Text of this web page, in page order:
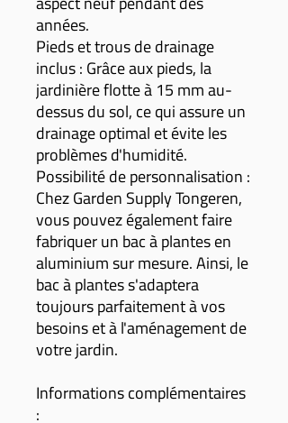
années.
Pieds et trous de drainage
inclus : Grâce aux pieds, la
jardinière flotte à 15 mm au-
dessus du sol, ce qui assure un
drainage optimal et évite les
problèmes d'humidité.
Possibilité de personnalisation :
Chez Garden Supply Tongeren,
vous pouvez également faire
fabriquer un bac à plantes en
aluminium sur mesure. Ainsi, le
bac à plantes s'adaptera
toujours parfaitement à vos
besoins et à l'aménagement de
votre jardin.
Informations complémentaires
: